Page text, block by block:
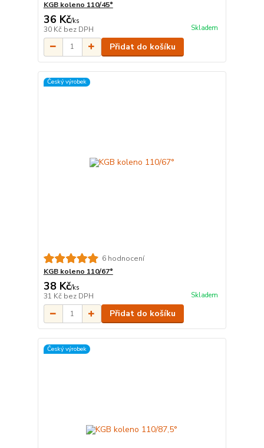
KGB koleno 110/45°
36 Kč/ks
30 Kč bez DPH Skladem
Přidat do košíku
Český výrobek
6 hodnocení
KGB koleno 110/67°
38 Kč/ks
31 Kč bez DPH Skladem
Přidat do košíku
Český výrobek